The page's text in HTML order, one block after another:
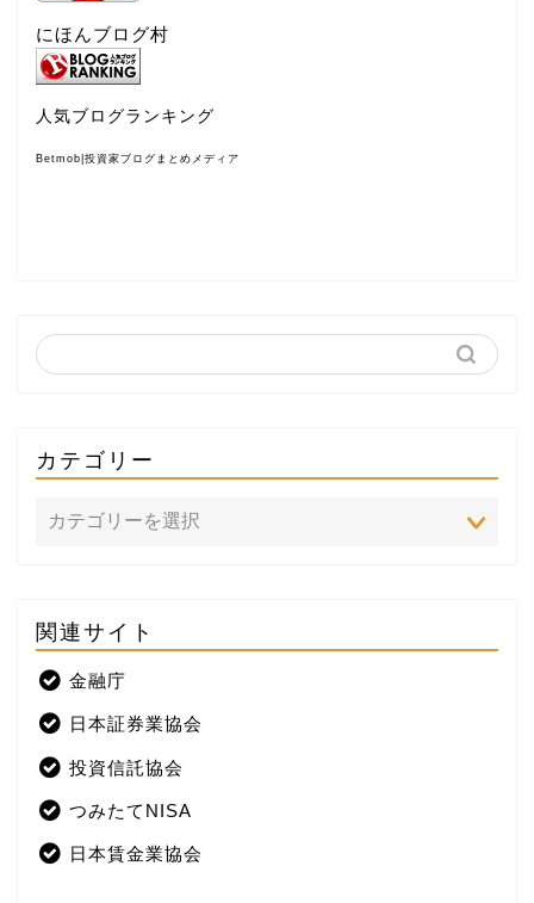
にほんブログ村
人気ブログランキング
Betmob|投資家ブログまとめメディア
カテゴリー
関連サイト
金融庁
日本証券業協会
投資信託協会
つみたてNISA
日本賃金業協会